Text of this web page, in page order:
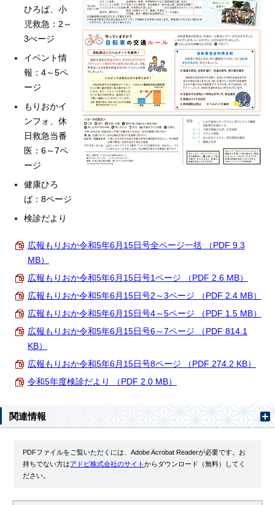
ひろば、小
児救急：2～
3ぺージ
イベント情
報：4～5ペ
ージ
もりおかイ
ンフォ、休
日救急当番
医：6～7ペ
ージ
健康ひろ
ば：8ページ
検診だより
広報もりおか令和5年6月15日号全ページ一括 （PDF 9.3
MB）
広報もりおか令和5年6月15日号1ページ （PDF 2.6 MB）
広報もりおか令和5年6月15日号2～3ページ （PDF 2.4 MB）
広報もりおか令和5年6月15日号4～5ページ （PDF 1.5 MB）
広報もりおか令和5年6月15日号6～7ページ （PDF 814.1
KB）
広報もりおか令和5年6月15日号8ページ （PDF 274.2 KB）
令和5年度検診だより （PDF 2.0 MB）
関連情報
PDFファイルをご覧いただくには、Adobe Acrobat Readerが必要です。お
持ちでない方はアドビ株式会社のサイトからダウンロード（無料）してく
ださい。